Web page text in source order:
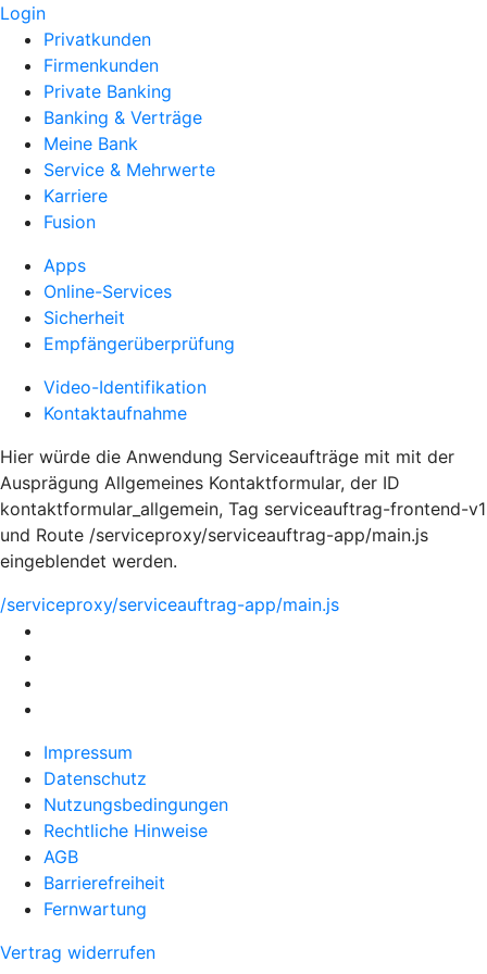
Login
Privatkunden
Firmenkunden
Private Banking
Banking & Verträge
Meine Bank
Service & Mehrwerte
Karriere
Fusion
Apps
Online-Services
Sicherheit
Empfängerüberprüfung
Video-Identifikation
Kontaktaufnahme
Hier würde die Anwendung Serviceaufträge mit mit der
Ausprägung Allgemeines Kontaktformular, der ID
kontaktformular_allgemein, Tag serviceauftrag-frontend-v1
und Route /serviceproxy/serviceauftrag-app/main.js
eingeblendet werden.
/serviceproxy/serviceauftrag-app/main.js
Impressum
Datenschutz
Nutzungsbedingungen
Rechtliche Hinweise
AGB
Barrierefreiheit
Fernwartung
Vertrag widerrufen